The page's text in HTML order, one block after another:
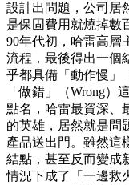
設計出問題，公司居
是保固費用就燒掉數
90年代初，哈雷高層
流程，最後得出一個
乎都具備「動作慢」
「做錯」（Wrong
點名，哈雷最資深、
的英雄，居然就是問
產品送出門。雖然這
結點，甚至反而變成
情況下成了「一邊救